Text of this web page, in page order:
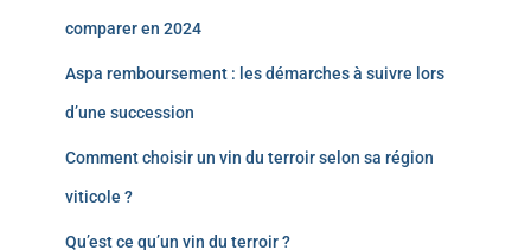
comparer en 2024
Aspa remboursement : les démarches à suivre lors
d’une succession
Comment choisir un vin du terroir selon sa région
viticole ?
Qu’est ce qu’un vin du terroir ?